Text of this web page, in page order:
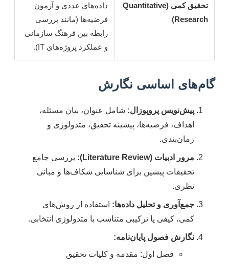
تحقیق کمی (Quantitative
Research)
داده‌های عددی و آزمون
فرضیه‌ها (مانند بررسی
رابطه بین فرهنگ سازمانی
و عملکرد پروژه‌های IT).
گام‌های اساسی نگارش
پیش‌نویس پروپوزال: شامل عنوان، بیان مسئله،
اهداف، فرضیه‌ها، پیشینه تحقیق، متدولوژی و
زمان‌بندی.
مرور ادبیات (Literature Review):
بررسی جامع
تحقیقات پیشین برای شناسایی شکاف‌ها و مبانی
نظری.
جمع‌آوری و تحلیل داده‌ها: استفاده از روش‌های
کمی، کیفی یا ترکیبی متناسب با متدولوژی انتخابی.
نگارش فصول پایان‌نامه:
فصل اول: مقدمه و کلیات تحقیق